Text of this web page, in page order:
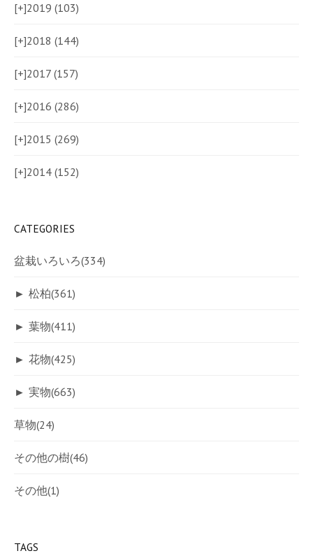
[+]2019 (103)
[+]2018 (144)
[+]2017 (157)
[+]2016 (286)
[+]2015 (269)
[+]2014 (152)
CATEGORIES
盆栽いろいろ(334)
► 松柏(361)
► 葉物(411)
► 花物(425)
► 実物(663)
草物(24)
その他の樹(46)
その他(1)
TAGS